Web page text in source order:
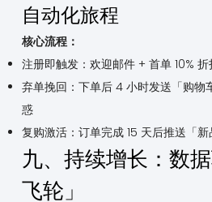
自动化旅程
核心流程：
注册即触发：欢迎邮件 + 首单 10% 折
弃单挽回：下单后 4 小时发送「购物
惑
复购激活：订单完成 15 天后推送「新
九、持续增长：数
飞轮」